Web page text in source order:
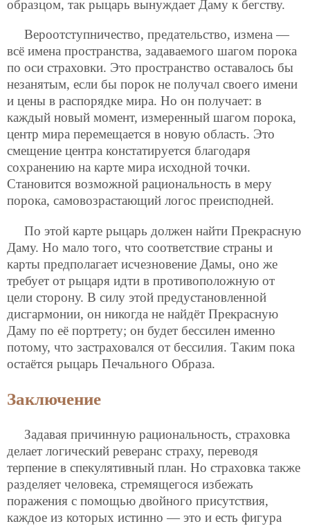
образцом, так рыцарь вынуждает Даму к бегству.
Вероотступничество, предательство, измена —
всё имена пространства, задаваемого шагом порока
по оси страховки. Это пространство оставалось бы
незанятым, если бы порок не получал своего имени
и цены в распорядке мира. Но он получает: в
каждый новый момент, измеренный шагом порока,
центр мира перемещается в новую область. Это
смещение центра констатируется благодаря
сохранению на карте мира исходной точки.
Становится возможной рациональность в меру
порока, самовозрастающий логос преисподней.
По этой карте рыцарь должен найти Прекрасную
Даму. Но мало того, что соответствие страны и
карты предполагает исчезновение Дамы, оно же
требует от рыцаря идти в противоположную от
цели сторону. В силу этой предустановленной
дисгармонии, он никогда не найдёт Прекрасную
Даму по её портрету; он будет бессилен именно
потому, что застраховался от бессилия. Таким пока
остаётся рыцарь Печального Образа.
Заключение
Задавая причинную рациональность, страховка
делает логический реверанс страху, переводя
терпение в спекулятивный план. Но страховка также
разделяет человека, стремящегося избежать
поражения с помощью двойного присутствия,
каждое из которых истинно — это и есть фигура